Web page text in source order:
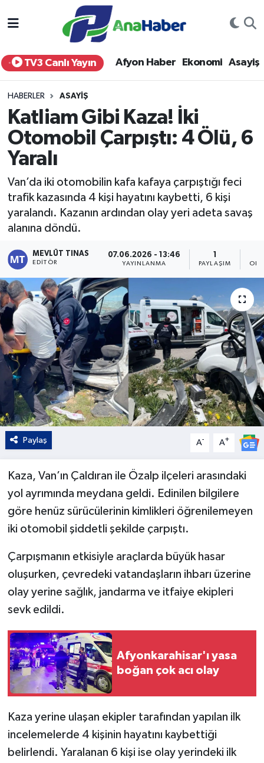
TV3 Canlı Yayın Afyon Haber Ekonomi Asayiş
HABERLER ASAYIŞ
Katliam Gibi Kaza! İki
Otomobil Çarpıştı: 4 Ölü, 6
Yaralı
Van’da iki otomobilin kafa kafaya çarpıştığı feci
trafik kazasında 4 kişi hayatını kaybetti, 6 kişi
yaralandı. Kazanın ardından olay yeri adeta savaş
alanına döndü.
MEVLÜT TINAS
EDITÖR
07.06.2026 - 13:46
YAYINLANMA PAYLAŞIM
Paylaş A- A+
Kaza, Van’ın Çaldıran ile Özalp ilçeleri arasındaki
yol ayrımında meydana geldi. Edinilen bilgilere
göre henüz sürücülerinin kimlikleri öğrenilemeyen
iki otomobil şiddetli şekilde çarpıştı.
Çarpışmanın etkisiyle araçlarda büyük hasar
oluşurken, çevredeki vatandaşların ihbarı üzerine
olay yerine sağlık, jandarma ve itfaiye ekipleri
sevk edildi.
Afyonkarahisar'ı yasa
boğan çok acı olay
Kaza yerine ulaşan ekipler tarafından yapılan ilk
incelemelerde 4 kişinin hayatını kaybettiği
belirlendi. Yaralanan 6 kişi ise olay yerindeki ilk
Yurt Haber
Afyon Haber
Siyaset
Spor
Eğitim
Sağlık
Teknoloji
Kültür - Sanat
Yaşam
Afyonkarahisar Nöbetçi Eczaneler
Afyonkarahisar Hava Durumu
Afyonkarahisar Namaz Vakitleri
Afyonkarahisar Trafik Yoğunluk Haritası
Süper Lig Puan Durumu ve Fikstür
Tüm Manşetler
Son Dakika Haberleri
Haber Arşivi